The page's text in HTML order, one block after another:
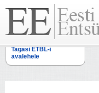
Tagasi ETBL-i
avalehele